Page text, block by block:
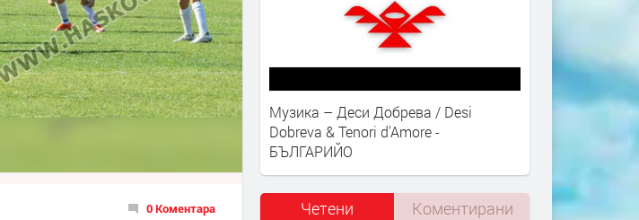
0 Коментара
Музика – Деси Добрева / Desi
Dobreva & Tenori d'Amore -
БЪЛГАРИЙО
Четени Коментирани